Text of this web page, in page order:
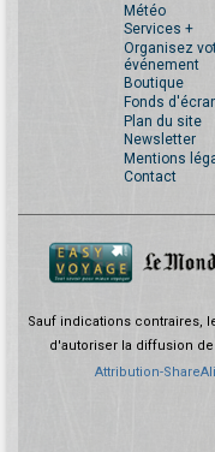
Météo
Services +
Organisez
événement
Boutique
Fonds
Plan du site
Newsletter
Mentions
Contact
Sauf indications contraires,
d'autoriser la diffusion
Attribution-